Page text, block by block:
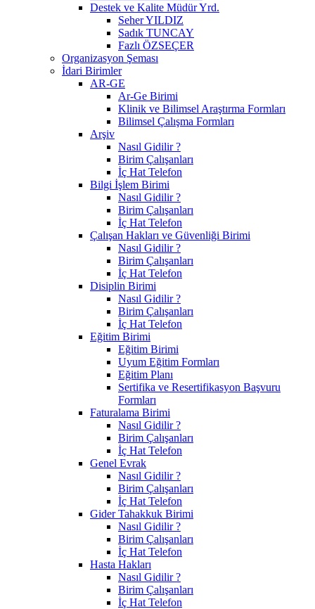
Destek ve Kalite Müdür Yrd.
Seher YILDIZ
Sadık TUNCAY
Fazlı ÖZSEÇER
Organizasyon Şeması
İdari Birimler
AR-GE
Ar-Ge Birimi
Klinik ve Bilimsel Araştırma Formları
Bilimsel Çalışma Formları
Arşiv
Nasıl Gidilir ?
Birim Çalışanları
İç Hat Telefon
Bilgi İşlem Birimi
Nasıl Gidilir ?
Birim Çalışanları
İç Hat Telefon
Çalışan Hakları ve Güvenliği Birimi
Nasıl Gidilir ?
Birim Çalışanları
İç Hat Telefon
Disiplin Birimi
Nasıl Gidilir ?
Birim Çalışanları
İç Hat Telefon
Eğitim Birimi
Eğitim Birimi
Uyum Eğitim Formları
Eğitim Planı
Sertifika ve Resertifikasyon Başvuru
Formları
Faturalama Birimi
Nasıl Gidilir ?
Birim Çalışanları
İç Hat Telefon
Genel Evrak
Nasıl Gidilir ?
Birim Çalışanları
İç Hat Telefon
Gider Tahakkuk Birimi
Nasıl Gidilir ?
Birim Çalışanları
İç Hat Telefon
Hasta Hakları
Nasıl Gidilir ?
Birim Çalışanları
İç Hat Telefon